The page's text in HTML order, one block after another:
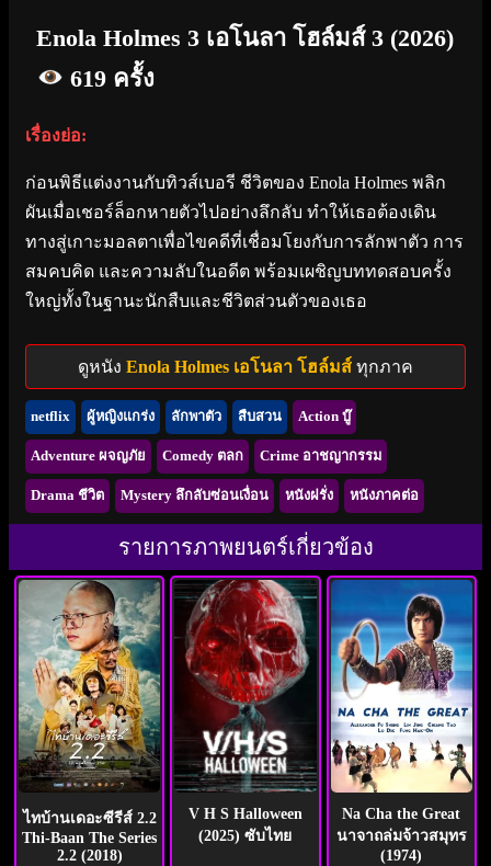
Enola Holmes 3 เอโนลา โฮล์มส์ 3 (2026)
619 ครั้ง
เรื่องย่อ:
ก่อนพิธีแต่งงานกับทิวส์เบอรี ชีวิตของ Enola Holmes พลิก
ผันเมื่อเชอร์ล็อกหายตัวไปอย่างลึกลับ ทำให้เธอต้องเดิน
ทางสู่เกาะมอลตาเพื่อไขคดีที่เชื่อมโยงกับการลักพาตัว การ
สมคบคิด และความลับในอดีต พร้อมเผชิญบททดสอบครั้ง
ใหญ่ทั้งในฐานะนักสืบและชีวิตส่วนตัวของเธอ
ดูหนัง Enola Holmes เอโนลา โฮล์มส์ ทุกภาค
netflix ผู้หญิงแกร่ง ลักพาตัว สืบสวน Action บู๊
Adventure ผจญภัย Comedy ตลก Crime อาชญากรรม
Drama ชีวิต Mystery ลึกลับซ่อนเงื่อน หนังฝรั่ง หนังภาคต่อ
รายการภาพยนตร์เกี่ยวข้อง
ไทบ้านเดอะซีรีส์ 2.2
Thi-Baan The Series
2.2 (2018)
V H S Halloween
(2025) ซับไทย
Na Cha the Great
นาจาถล่มจ้าวสมุทร
(1974)